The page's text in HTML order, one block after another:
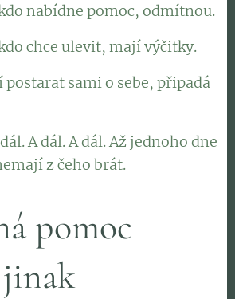
nabídne pomoc, odmítnou.
chce ulevit, mají výčitky.
postarat sami o sebe, připadá
A dál. A dál. Až jednoho dne
z čeho brát.
pomoc